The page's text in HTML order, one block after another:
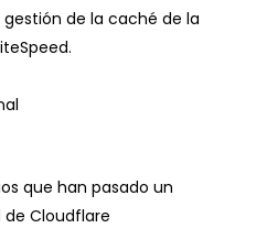
de la caché de la
que han pasado un
Cloudflare